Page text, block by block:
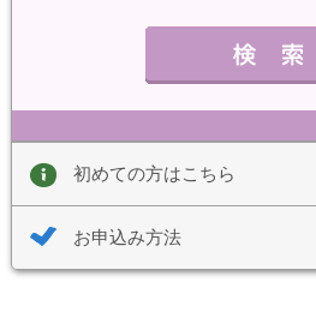
初めての方はこちら
お申込み方法